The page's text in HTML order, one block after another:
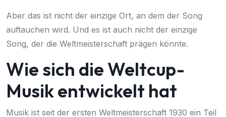
Aber das ist nicht der einzige Ort, an dem der Song
auftauchen wird. Und es ist auch nicht der einzige
Song, der die Weltmeisterschaft prägen könnte.
Wie sich die Weltcup-
Musik entwickelt hat
Musik ist seit der ersten Weltmeisterschaft 1930 ein Teil